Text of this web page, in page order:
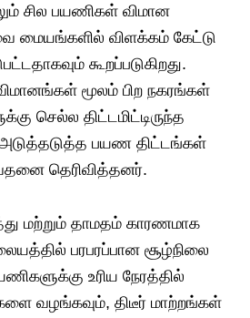
சில பயணிகள் விமான
மையங்களில் விளக்கம் கேட்டு
கூறப்படுகிறது.
மூலம் பிற நகரங்கள்
செல்ல திட்டமிட்டிருந்த
பயண திட்டங்கள்
தெரிவித்தனர்.
மற்றும் தாமதம் காரணமாக
பரபரப்பான சூழ்நிலை
உரிய நேரத்தில்
வழங்கவும், திடீர் மாற்றங்கள்